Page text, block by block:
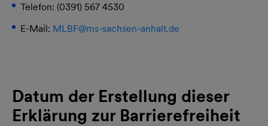
Telefon: (0391) 567 4530
E-Mail: MLBF@ms-sachsen-anhalt.de
Datum der Erstellung dieser
Erklärung zur Barrierefreiheit